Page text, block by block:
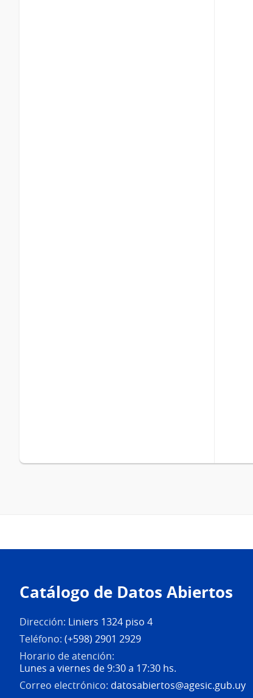
de
página
Catálogo de Datos Abiertos
Dirección: Liniers 1324 piso 4
Teléfono: (+598) 2901 2929
Horario de atención:
Lunes a viernes de 9:30 a 17:30 hs.
Correo electrónico: datosabiertos@agesic.gub.uy